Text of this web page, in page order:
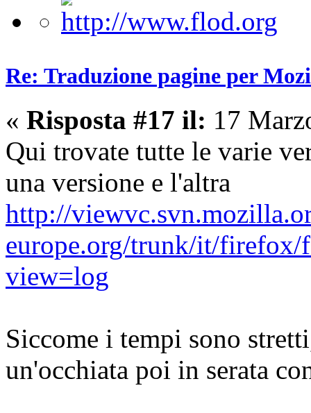
Re: Traduzione pagine per
« Risposta #17 il: 17
Qui trovate tutte le varie
una versione e l'altra
http://
europe.org/trunk/it/firefox/
view=log
Siccome i tempi sono
un'occhiata poi in serata